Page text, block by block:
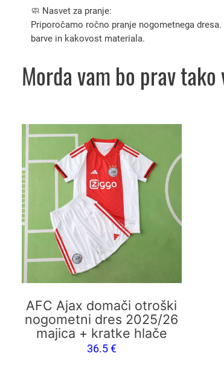
🧼 Nasvet za pranje:
Priporočamo ročno pranje nogometnega
barve in kakovost materiala.
Morda vam bo prav tako
AFC Ajax domači otroški
nogometni dres 2025/26
majica + kratke hlače
36.5€
Ta
ima
več
različic.
Možnosti
lahko
izberete
na
strani
izdelka